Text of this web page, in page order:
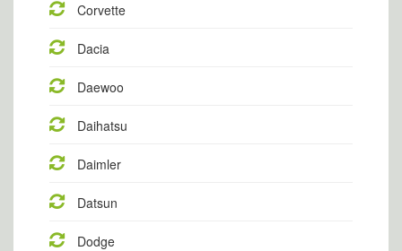
Corvette
Dacia
Daewoo
Daihatsu
Daimler
Datsun
Dodge